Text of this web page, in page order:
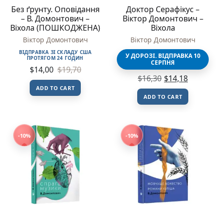
Без ґрунту. Оповідання
– В. Домонтович –
Віхола (ПОШКОДЖЕНА)
Віктор Домонтович
ВІДПРАВКА ЗІ СКЛАДУ США
ПРОТЯГОМ 24 ГОДИН
$14,00 $19,70
ADD TO CART
Доктор Серафікус –
Віктор Домонтович –
Віхола
Віктор Домонтович
У ДОРОЗІ. ВІДПРАВКА 10
СЕРПНЯ
$16,30 $14,18
ADD TO CART
-10% -10%